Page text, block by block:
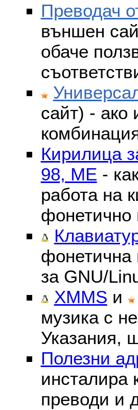
Преводач
външен
обаче
сайт) - ако
Кирилица
98, ME -
работа на
фонетично
фонетична
за GNU/
XMMS и
музика с
Указания,
Полезни
инсталира
преводи и